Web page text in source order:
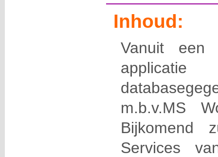
Inhoud:
Vanuit een
m.b.v.MS
Bijkomend
Services